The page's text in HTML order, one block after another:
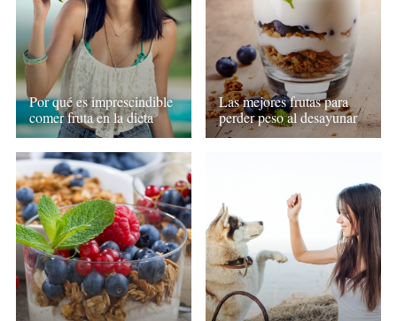
Por qué es imprescindible
comer fruta en la dieta
Las mejores frutas para
perder peso al desayunar